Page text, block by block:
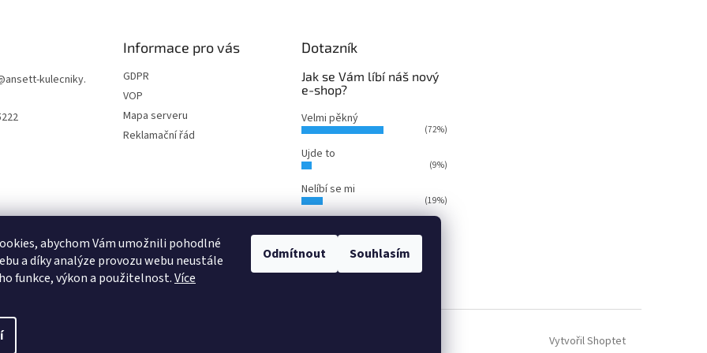
abychom Vám umožnili pohodlné
a díky analýze provozu webu neustále
funkce, výkon a použitelnost.Více
Odmítnout Souhlasím
ansett-kulecniky.
Informace pro vás
GDPR
VOP
Mapa serveru
Reklamační řád
Dotazník
Jak se Vám líbí náš nový
e-shop?
Velmi pěkný
(72%)
Ujde to
(9%)
Nelíbí se mi
(19%)
Vytvořil Shoptet